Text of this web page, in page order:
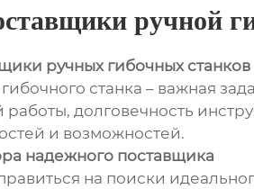
ручной
ручных гибочных станков
станка – важная
работы, долговечность
и возможностей.
надежного поставщика
на поиски